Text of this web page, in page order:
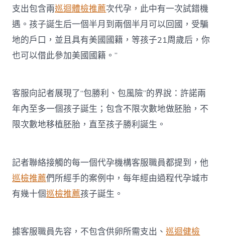
支出包含兩巡迴體檢推薦次代孕，此中有一次試錯機
遇。孩子誕生后一個半月到兩個半月可以回國，受騙
地的戶口，並且具有美國國籍，等孩子21周歲后，你
也可以借此參加美國國籍。”
客服向記者展現了“包勝利、包風險”的界說：許諾兩
年內至多一個孩子誕生；包含不限次數地做胚胎，不
限次數地移植胚胎，直至孩子勝利誕生。
記者聯絡接觸的每一個代孕機構客服職員都提到，他
巡檢推薦們所經手的案例中，每年經由過程代孕城市
有幾十個巡檢推薦孩子誕生。
據客服職員先容，不包含供卵所需支出、巡迴健檢